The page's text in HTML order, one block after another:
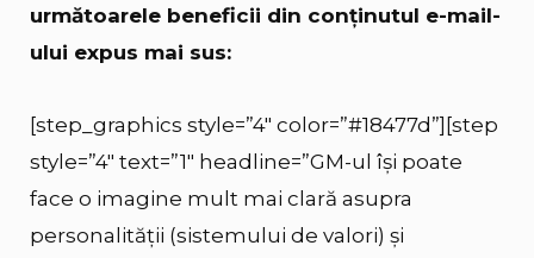
următoarele beneficii din conținutul e-mail-
ului expus mai sus:
[step_graphics style=”4″ color=”#18477d”][step
style=”4″ text=”1″ headline=”GM-ul își poate
face o imagine mult mai clară asupra
personalității (sistemului de valori) și